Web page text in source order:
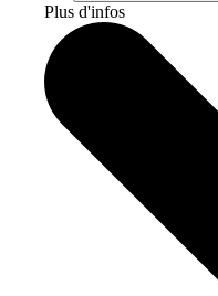
Plus d'infos